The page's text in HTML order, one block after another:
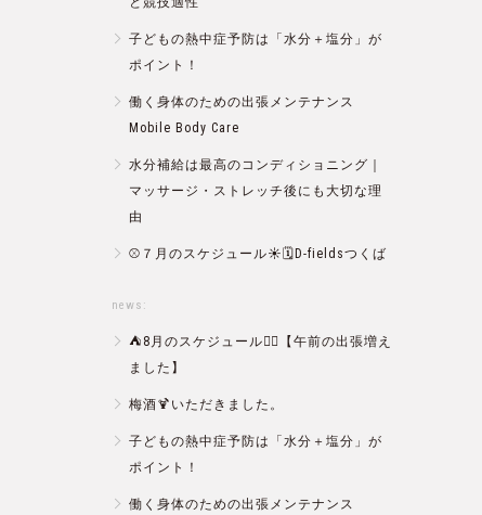
子どもの熱中症予防は「水分＋塩分」が
ポイント！
働く身体のための出張メンテナンス
Mobile Body Care
水分補給は最高のコンディショニング｜
マッサージ・ストレッチ後にも大切な理
由
⚾️７月のスケジュール☀️🗓D-fieldsつくば
news:
⛺️8月のスケジュール🏄‍♂️【午前の出張増え
ました】
梅酒🍹いただきました。
子どもの熱中症予防は「水分＋塩分」が
ポイント！
働く身体のための出張メンテナンス